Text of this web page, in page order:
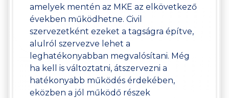
amelyek mentén az MKE az elkövetkező
években működhetne. Civil
szervezetként ezeket a tagságra építve,
alulról szervezve lehet a
leghatékonyabban megvalósítani. Még
ha kell is változtatni, átszervezni a
hatékonyabb működés érdekében,
eközben a jól működő részek